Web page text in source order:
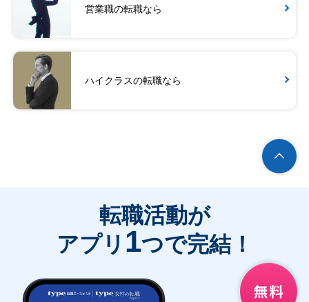
営業職の転職なら
ハイクラスの転職なら
転職活動が
アプリ 1つで完結！